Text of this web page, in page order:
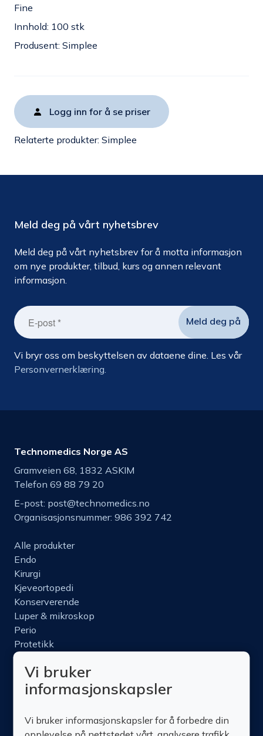
Fine
Innhold: 100 stk
Produsent: Simplee
Logg inn for å se priser
Relaterte produkter: Simplee
Meld deg på vårt nyhetsbrev
Meld deg på vårt nyhetsbrev for å motta informasjon
om nye produkter, tilbud, kurs og annen relevant
informasjon.
Vi bryr oss om beskyttelsen av dataene dine. Les vår
Personvernerklæring.
Technomedics Norge AS
Gramveien 68, 1832 ASKIM
Telefon 69 88 79 20
E-post: post@technomedics.no
Organisasjonsnummer: 986 392 742
Alle produkter
Endo
Kirurgi
Kjeveortopedi
Konserverende
Luper & mikroskop
Perio
Protetikk
Roterende
Nettbutikk
Produktinfo
Om oss
Vi bruker
informasjonskapsler
Vi bruker informasjonskapsler for å forbedre din